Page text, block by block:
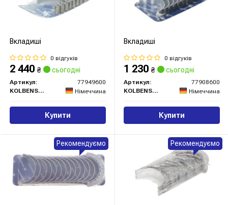
Вкладиші
0 відгуків
2 440 ₴ сьогодні
Артикул:
77949600
KOLBENSCHMIDT
Німеччина
Купити
Вкладиші
0 відгуків
1 230 ₴ сьогодні
Артикул:
77908600
KOLBENSCHMIDT
Німеччина
Купити
Рекомендуємо Рекомендуємо